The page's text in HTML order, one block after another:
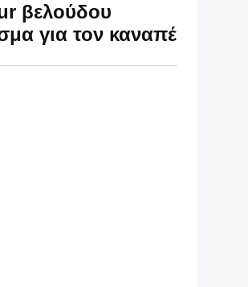
βελούδου
για τον καναπέ